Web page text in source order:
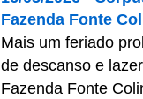
Fazenda Fonte
Mais um feriado
de descanso e
Fazenda Fonte